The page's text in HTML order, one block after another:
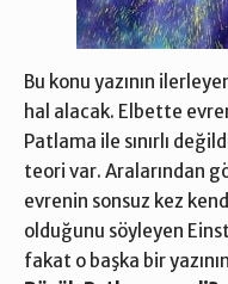
Bu konu yazının
hal alacak. Elbette
Patlama ile sınırlı
teori var. Aralarından
evrenin sonsuz kez
olduğunu söyleyen
fakat o başka bir